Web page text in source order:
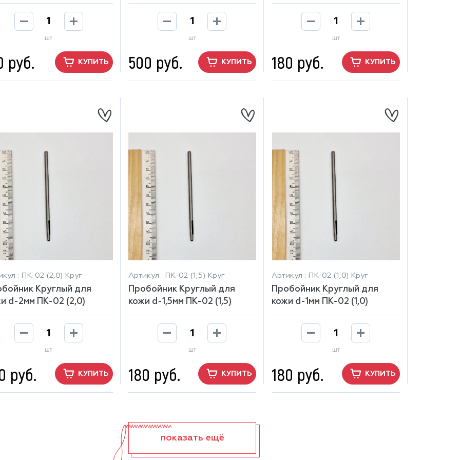
шт
руб. КУПИТЬ
шт
500 руб. КУПИТЬ
шт
180 руб. КУПИТЬ
: ПК-02 (2,0) Круг
Круглый для
d-2мм ПК-02 (2,0)
шт
руб. КУПИТЬ
Артикул : ПК-02 (1,5) Круг
Пробойник Круглый для
кожи d-1,5мм ПК-02 (1,5)
шт
180 руб. КУПИТЬ
Артикул : ПК-02 (1,0) Круг
Пробойник Круглый для
кожи d-1мм ПК-02 (1,0)
шт
180 руб. КУПИТЬ
показать ещё